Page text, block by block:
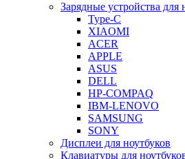
Зарядные устройства для
Type-C
XIAOMI
ACER
APPLE
ASUS
DELL
HP-COMPAQ
IBM-LENOVO
SAMSUNG
SONY
Дисплеи для ноутбуков
Клавиатуры для